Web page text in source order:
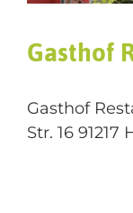
Gasthof
Gasthof
Str. 16 91217